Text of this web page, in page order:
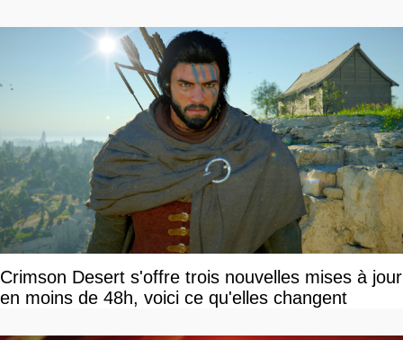
Crimson Desert s'offre trois nouvelles mises à jour
en moins de 48h, voici ce qu'elles changent